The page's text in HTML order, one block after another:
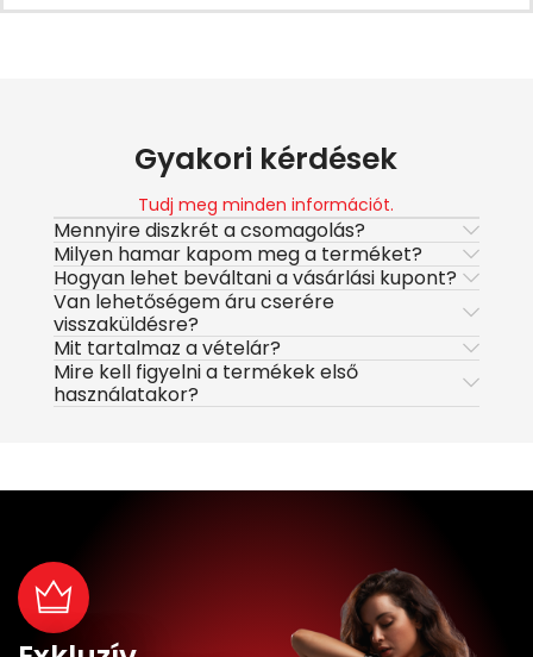
Gyakori kérdések
Tudj meg minden információt.
Mennyire diszkrét a csomagolás?
Milyen hamar kapom meg a terméket?
Hogyan lehet beváltani a vásárlási kupont?
Van lehetőségem áru cserére
visszaküldésre?
Mit tartalmaz a vételár?
Mire kell figyelni a termékek első
használatakor?